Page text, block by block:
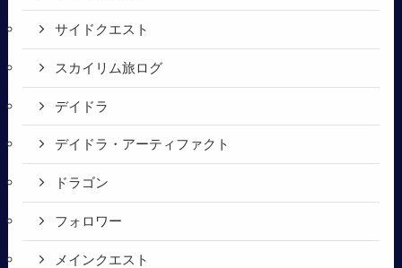
サイドクエスト
スカイリム旅ログ
デイドラ
デイドラ・アーティファクト
ドラゴン
フォロワー
メインクエスト